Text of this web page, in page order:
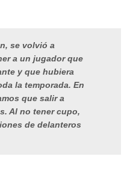
se volvió a
a un jugador que
y que hubiera
la temporada. En
que salir a
Al no tener cupo,
de delanteros